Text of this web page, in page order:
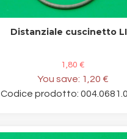
Distanziale cuscinetto LI
1,80 €
You save: 1,20 €
Codice prodotto: